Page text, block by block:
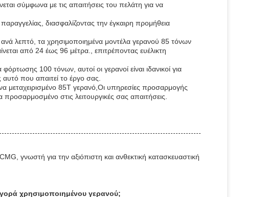
σύμφωνα με τις απαιτήσεις του πελάτη για να
διασφαλίζοντας την έγκαιρη προμήθεια
λεπτό, τα χρησιμοποιημένα μοντέλα γερανού 85 τόνων
από 24 έως 96 μέτρα., επιτρέποντας ευέλικτη
100 τόνων, αυτοί οι γερανοί είναι ιδανικοί για
που απαιτεί το έργο σας.
μεταχειρισμένο 85T γερανό,Οι υπηρεσίες προσαρμογής
στις λειτουργικές σας απαιτήσεις.
γνωστή για την αξιόπιστη και ανθεκτική κατασκευαστική
χρησιμοποιημένου γερανού;